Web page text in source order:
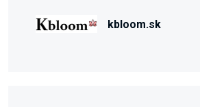
kbloom.sk